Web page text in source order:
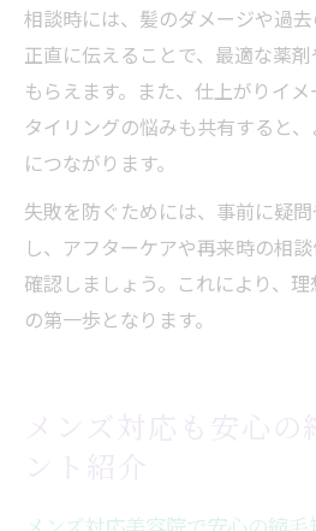
相談時には、髪のダメージや過
正直に伝えることで、最適な薬
もらえます。また、仕上がりイ
タイリングの悩みも共有すると
につながります。
失敗を防ぐためには、事前に疑
し、アフターケアや再来時の相
確認しましょう。これにより、
の第一歩となります。
メンズ対応も安心の
ント紹介